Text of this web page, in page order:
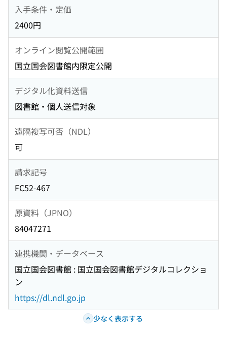
入手条件・定価
2400円
オンライン閲覧公開範囲
国立国会図書館内限定公開
デジタル化資料送信
図書館・個人送信対象
遠隔複写可否（NDL）
可
請求記号
FC52-467
原資料（JPNO）
84047271
連携機関・データベース
国立国会図書館 : 国立国会図書館デジタルコレクショ
ン
https://dl.ndl.go.jp
少なく表示する